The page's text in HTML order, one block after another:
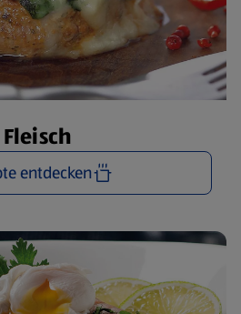
Fleisch
entdecken